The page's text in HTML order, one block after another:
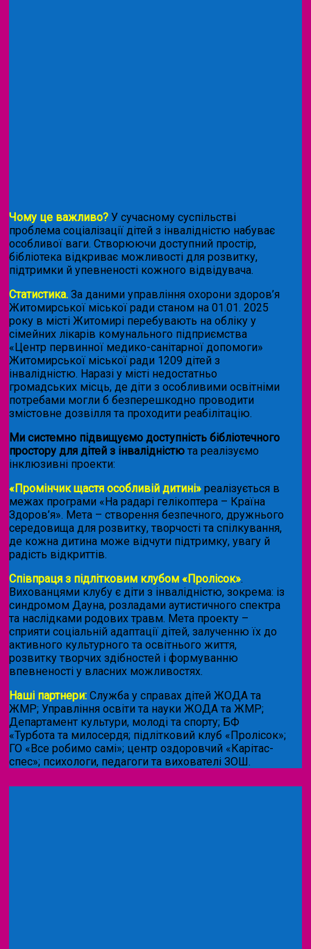
Чому це важливо? У сучасному суспільстві
проблема соціалізації дітей з інвалідністю набуває
особливої ваги. Створюючи доступний простір,
бібліотека відкриває можливості для розвитку,
підтримки й упевненості кожного відвідувача.
Статистика. За даними управління охорони здоров’я
Житомирської міської ради станом на 01.01. 2025
року в місті Житомирі перебувають на обліку у
сімейних лікарів комунального підприємства
«Центр первинної медико-санітарної допомоги»
Житомирської міської ради 1209 дітей з
інвалідністю. Наразі у місті недостатньо
громадських місць, де діти з особливими освітніми
потребами могли б безперешкодно проводити
змістовне дозвілля та проходити реабілітацію.
Ми системно підвищуємо доступність бібліотечного
простору для дітей з інвалідністю та реалізуємо
інклюзивні проекти:
«Промінчик щастя особливій дитині» реалізується в
межах програми «На радарі гелікоптера – Країна
Здоров’я». Мета – створення безпечного, дружнього
середовища для розвитку, творчості та спілкування,
де кожна дитина може відчути підтримку, увагу й
радість відкриттів.
Співпраця з підлітковим клубом «Пролісок».
Вихованцями клубу є діти з інвалідністю, зокрема: із
синдромом Дауна, розладами аутистичного спектра
та наслідками родових травм. Мета проекту –
сприяти соціальній адаптації дітей, залученню їх до
активного культурного та освітнього життя,
розвитку творчих здібностей і формуванню
впевненості у власних можливостях.
Наші партнери: Служба у справах дітей ЖОДА та
ЖМР; Управління освіти та науки ЖОДА та ЖМР;
Департамент культури, молоді та спорту; БФ
«Турбота та милосердя; підлітковий клуб «Пролісок»;
ГО «Все робимо самі»; центр оздоровчий «Карітас-
спес»; психологи, педагоги та вихователі ЗОШ.